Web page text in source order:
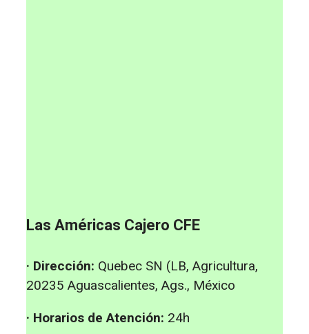
Las Américas Cajero CFE
· Dirección: Quebec SN (LB, Agricultura,
20235 Aguascalientes, Ags., México
· Horarios de Atención: 24h